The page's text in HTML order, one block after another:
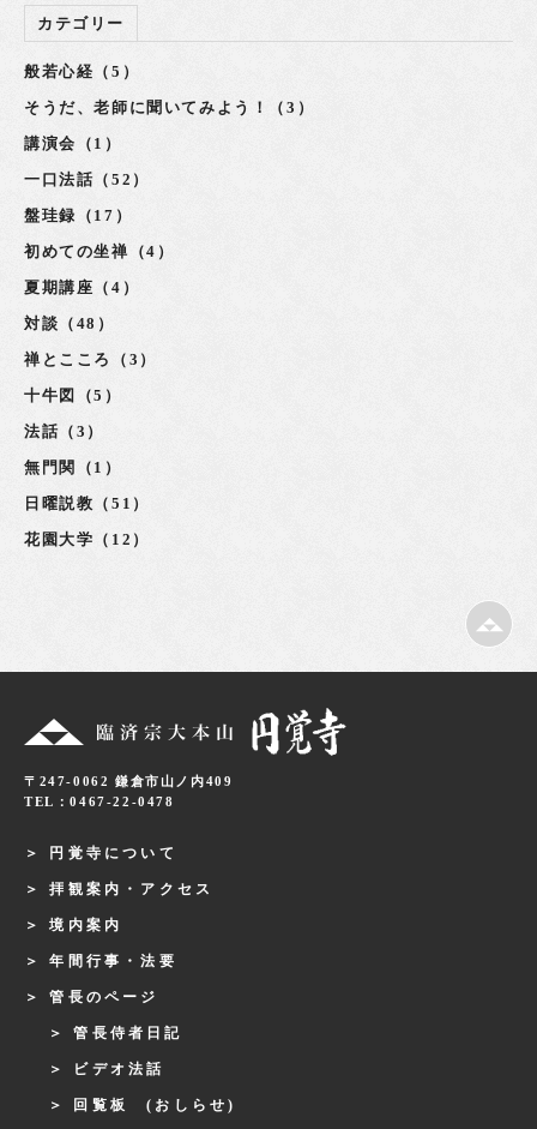
カテゴリー
般若心経（5）
そうだ、老師に聞いてみよう！（3）
講演会（1）
一口法話（52）
盤珪録（17）
初めての坐禅（4）
夏期講座（4）
対談（48）
禅とこころ（3）
十牛図（5）
法話（3）
無門関（1）
日曜説教（51）
花園大学（12）
〒247-0062 鎌倉市山ノ内409
TEL：0467-22-0478
円覚寺について
拝観案内・アクセス
境内案内
年間行事・法要
管長のページ
管長侍者日記
ビデオ法話
回覧板 (おしらせ)